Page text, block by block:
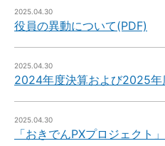
2025.04.30
役員の異動について(PDF)
2025.04.30
2024年度決算および2025年
2025.04.30
「おきでんPXプロジェクト